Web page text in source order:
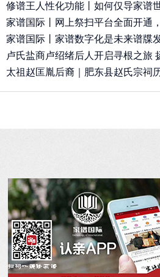
修谱王人性化功能丨如何仅导家谱
家谱国际丨网上祭扫平台全面开通
APP
(2020/3/25)
家谱国际丨家谱数字化是未来谱牒
卢氏盐商卢绍绪后人开启寻根之旅
太祖赵匡胤后裔｜肥东县赵氏宗祠
关于
关于国际家谱
关于我们
招聘启事
实习机会
微信订阅
家族新闻
姓氏新闻
国内政策
宗亲活动
姓氏大事记
寻亲咨询